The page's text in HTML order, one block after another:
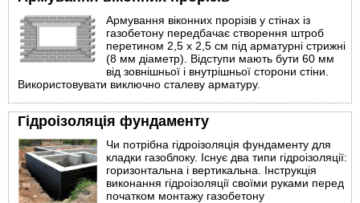
Армування віконних прорізів у стінах із
газобетону передбачає створення штроб
перетином 2,5 х 2,5 см під арматурні стрижні
(8 мм діаметр). Відступи мають бути 60 мм
від зовнішньої і внутрішньої сторони стіни.
Використовувати виключно сталеву арматуру.
Гідроізоляція фундаменту
Чи потрібна гідроізоляція фундаменту для
кладки газоблоку. Існує два типи гідроізоляції:
горизонтальна і вертикальна. Інструкція
виконання гідроізоляції своїми руками перед
початком монтажу газобетону